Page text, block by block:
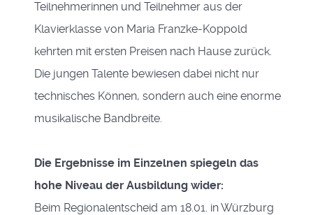
Teilnehmerinnen und Teilnehmer aus der
Klavierklasse von Maria Franzke-Koppold
kehrten mit ersten Preisen nach Hause zurück.
Die jungen Talente bewiesen dabei nicht nur
technisches Können, sondern auch eine enorme
musikalische Bandbreite.
Die Ergebnisse im Einzelnen spiegeln das
hohe Niveau der Ausbildung wider:
Beim Regionalentscheid am 18.01. in Würzburg